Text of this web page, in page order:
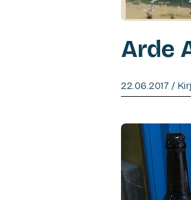
Arde
22.06.2017 /